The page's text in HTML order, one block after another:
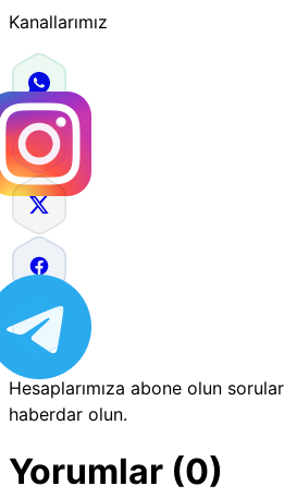
Kanallarımız
Hesaplarımıza abone olun
haberdar olun.
Yorumlar (0)